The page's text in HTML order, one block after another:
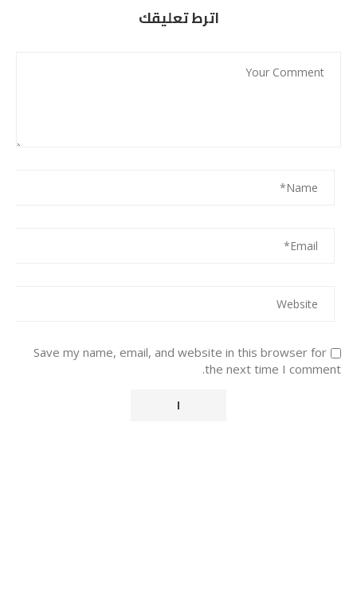
اترط تعليقك
Save my name, email, and website in this browser for
the next time I comment.